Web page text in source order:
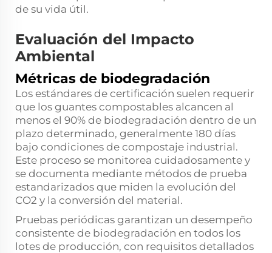
de su vida útil.
Evaluación del Impacto
Ambiental
Métricas de biodegradación
Los estándares de certificación suelen requerir
que los guantes compostables alcancen al
menos el 90% de biodegradación dentro de un
plazo determinado, generalmente 180 días
bajo condiciones de compostaje industrial.
Este proceso se monitorea cuidadosamente y
se documenta mediante métodos de prueba
estandarizados que miden la evolución del
CO2 y la conversión del material.
Pruebas periódicas garantizan un desempeño
consistente de biodegradación en todos los
lotes de producción, con requisitos detallados